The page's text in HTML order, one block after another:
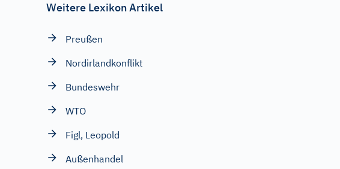
Weitere Lexikon Artikel
Preußen
Nordirlandkonflikt
Bundeswehr
WTO
Figl, Leopold
Außenhandel